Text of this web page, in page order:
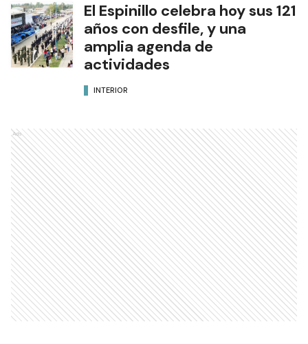
El Espinillo celebra hoy sus 121
años con desfile, y una
amplia agenda de
actividades
INTERIOR
Ads